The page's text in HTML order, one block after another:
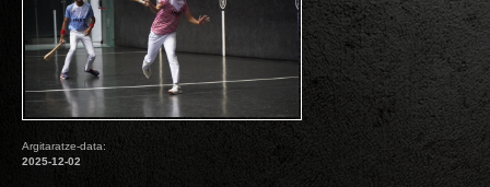
Argitaratze-data:
2025-12-02